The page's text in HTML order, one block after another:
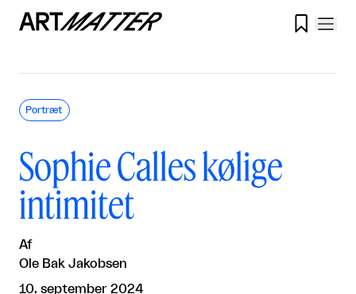

Sophie Calles kølige
intimitet
Af
Ole Bak Jakobsen
10. september 2024
Portræt